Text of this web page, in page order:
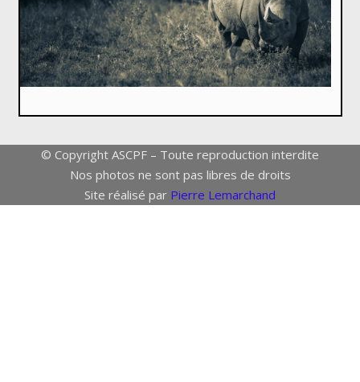
© Copyright ASCPF – Toute reproduction interdite
Nos photos ne sont pas libres de droits
Site réalisé par Pierre Lemarchand